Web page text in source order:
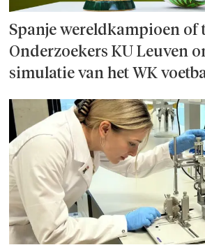
Spanje wereld­kampioen of
Onderzoek­ers KU Leuven
simulatie van het WK